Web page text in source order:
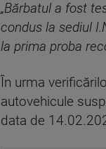
„Bărbatul a fost
condus la sediul
la prima proba
În urma
autovehicule
data de